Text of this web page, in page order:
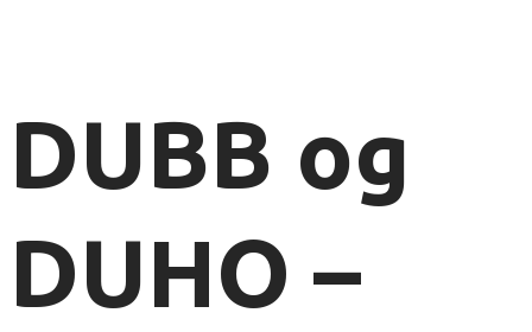
DUBB og
DUHO –